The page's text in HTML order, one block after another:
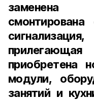
заменена
приобретена
модули,
занятий и